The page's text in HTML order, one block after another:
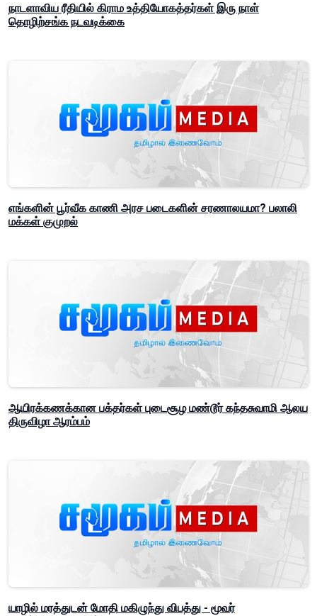
நாடளாவிய ரீதியில் கிராம உத்தியோகத்தர்கள் இரு நாள்
தொழிற்சங்க நடவடிக்கை
எங்களின் பூர்வீக காணி அரச படைகளின் சரணாலயமா? பலாலி
மக்கள் குமுறல்
ஆயிரக்கணக்கான பக்தர்கள் புடைசூழ மண்டூர் கந்தசுவாமி ஆலய
திருவிழா ஆரம்பம்
யாழில் மரத்துடன் மோதி மகிழுந்து விபத்து - மூவர்